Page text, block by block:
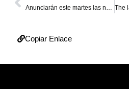
Copiar Enlace